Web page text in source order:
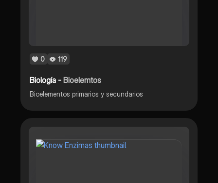
0 119
Biología -Bioelemtos
Bioelementos primarios y secundarios